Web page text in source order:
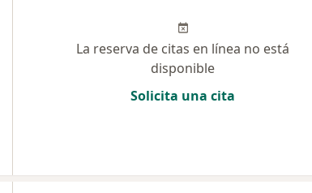
La reserva de citas en línea no está
disponible
Solicita una cita